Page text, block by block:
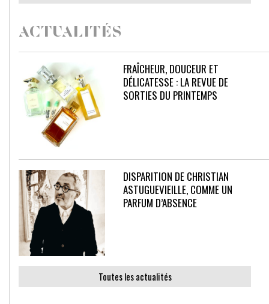
ACTUALITÉS
FRAÎCHEUR, DOUCEUR ET
DÉLICATESSE : LA REVUE DE
SORTIES DU PRINTEMPS
DISPARITION DE CHRISTIAN
ASTUGUEVIEILLE, COMME UN
PARFUM D’ABSENCE
Toutes les actualités